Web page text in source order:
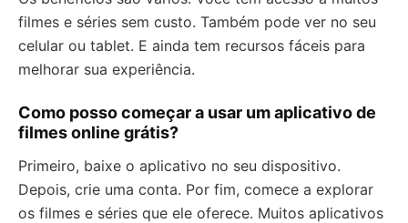
filmes e séries sem custo. Também pode ver no seu
celular ou tablet. E ainda tem recursos fáceis para
melhorar sua experiência.
Como posso começar a usar um aplicativo de
filmes online grátis?
Primeiro, baixe o aplicativo no seu dispositivo.
Depois, crie uma conta. Por fim, comece a explorar
os filmes e séries que ele oferece. Muitos aplicativos